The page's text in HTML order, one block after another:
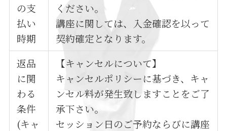
の支
払い
時期
ください。
講座に関しては、入金確認を以って
契約確定となります。
返品
に関
わる
条件
(キャ
【キャンセルについて】
キャンセルポリシーに基づき、キャ
ンセル料が発生致しますことをご了
承下さい。
セッション日のご予約ならびに講座